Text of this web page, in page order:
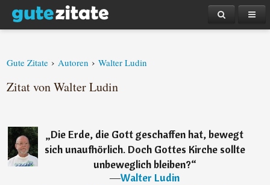
Gute Zitate › Autoren › Walter Ludin
Zitat von Walter Ludin
„Die Erde, die Gott geschaffen hat, bewegt
sich unaufhörlich. Doch Gottes Kirche sollte
unbeweglich bleiben?“
―Walter Ludin